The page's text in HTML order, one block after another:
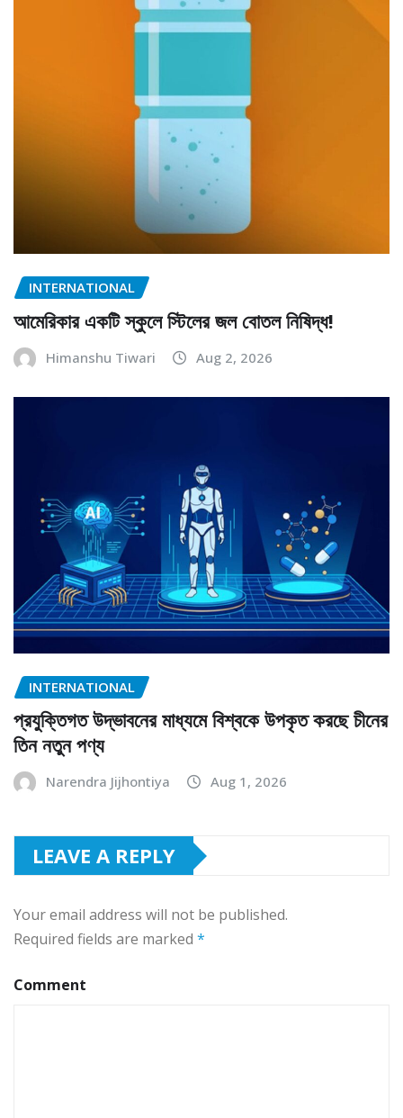
INTERNATIONAL
আমেরিকার একটি স্কুলে স্টিলের জল বোতল নিষিদ্ধ!
Himanshu Tiwari Aug 2, 2026
INTERNATIONAL
প্রযুক্তিগত উদ্ভাবনের মাধ্যমে বিশ্বকে উপকৃত করছে চীনের
তিন নতুন পণ্য
Narendra Jijhontiya Aug 1, 2026
LEAVE A REPLY
Your email address will not be published.
Required fields are marked *
Comment